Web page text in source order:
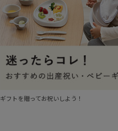
ギフトを贈ってお祝いしよう！